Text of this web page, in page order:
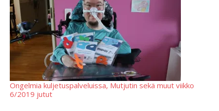
Ongelmia kuljetuspalveluissa, Mutjutin sekä muut viikko
6/2019 jutut